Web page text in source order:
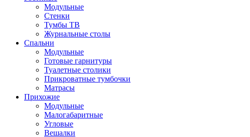
Модульные
Стенки
Тумбы ТВ
Журнальные столы
Спальни
Модульные
Готовые гарнитуры
Туалетные столики
Прикроватные тумбочки
Матрасы
Прихожие
Модульные
Малогабаритные
Угловые
Вешалки